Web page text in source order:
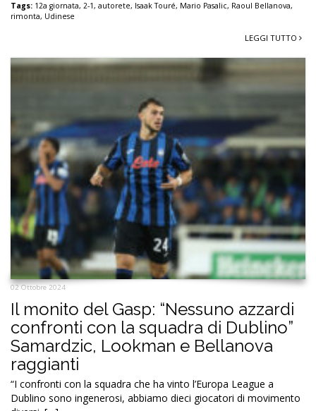
Tags: 12a giornata, 2-1, autorete, Isaak Touré, Mario Pasalic, Raoul Bellanova,
rimonta, Udinese
LEGGI TUTTO
02 Ottobre 2024
Il monito del Gasp: “Nessuno azzardi
confronti con la squadra di Dublino”
Samardzic, Lookman e Bellanova
raggianti
“I confronti con la squadra che ha vinto l’Europa League a
Dublino sono ingenerosi, abbiamo dieci giocatori di movimento